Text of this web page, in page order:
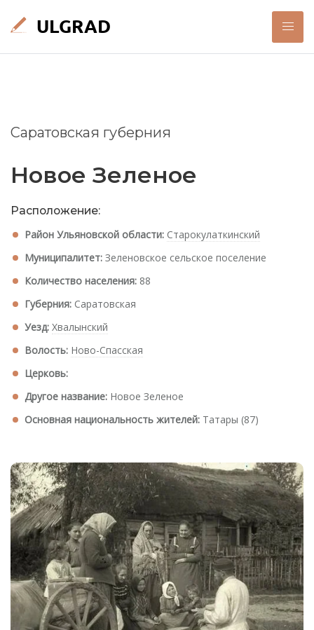
Саратовская губерния
Новое Зеленое
Расположение:
Район Ульяновской области: Старокулаткинский
Муниципалитет: Зеленовское сельское поселение
Количество населения: 88
Губерния: Саратовская
Уезд: Хвалынский
Волость: Ново-Спасская
Церковь:
Другое название: Новое Зеленое
Основная национальность жителей: Татары (87)